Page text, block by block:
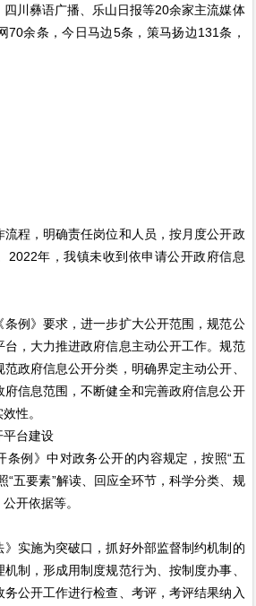
四川彝语广播、乐山日报等20余家主流媒体
70余条，今日马边5条，策马扬边131条，
程，明确责任岗位和人员，按月度公开政
2022年，我镇未收到依申请公开政府信息
例》要求，进一步扩大公开范围，规范公
，大力推进政府信息主动公开工作。规范
政府信息公开分类，明确界定主动公开、
信息范围，不断健全和完善政府信息公开
性。
台建设
例》中对政务公开的内容规定，按照“五
“五要素”解读、回应全环节，科学分类、规
开依据等。
实施为突破口，抓好外部监督制约机制的
制，形成用制度规范行为、按制度办事、
公开工作进行检查、考评，考评结果纳入